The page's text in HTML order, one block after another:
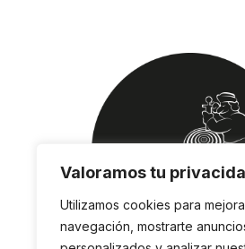
Valoramos tu
Utilizamos cookies para
navegación, mostrarte